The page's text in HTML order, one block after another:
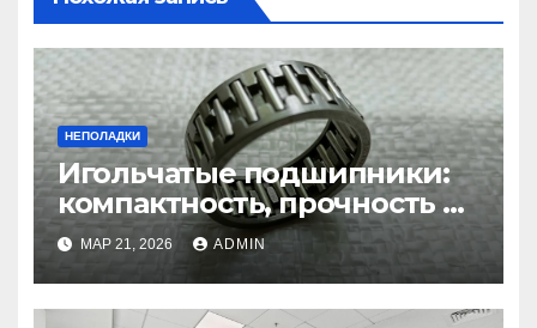
НЕПОЛАДКИ
Игольчатые подшипники:
компактность, прочность и
надежность в механизмах
МАР 21, 2026 ADMIN